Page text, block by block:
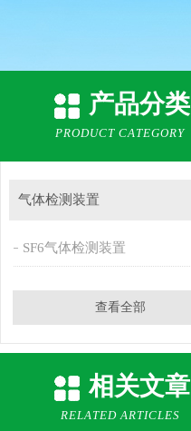
产品分类
PRODUCT CATEGORY
气体检测装置
SF6气体检测装置
查看全部
相关文章
RELATED ARTICLES